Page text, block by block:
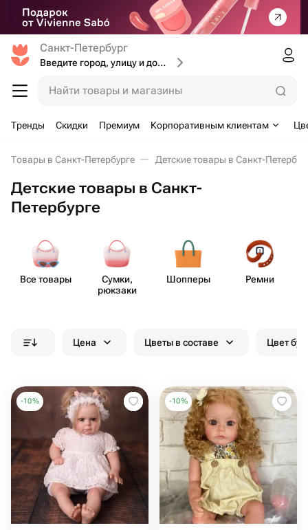
Санкт-Петербург
Введите город, улицу и дом доставки
Найти товары и магазины
Тренды Скидки Премиум Корпоративным клиентам
Товары в Санкт-Петербурге Детские товары в Санкт-
Детские товары в Санкт-
Петербурге
Все товары
Сумки,
рюкзаки
Шопперы Ремни
Цена Цветы в составе Цвет
-10% -10%